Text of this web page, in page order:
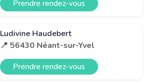
Prendre rendez-vous
Ludivine Haudebert
📍 56430 Néant-sur-Yvel
Prendre rendez-vous